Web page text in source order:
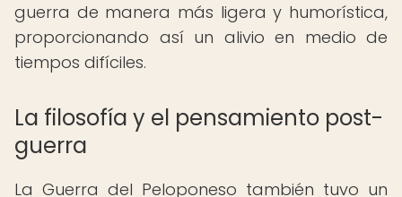
guerra de manera más ligera y humorística,
proporcionando así un alivio en medio de
tiempos difíciles.
La filosofía y el pensamiento post-
guerra
La Guerra del Peloponeso también tuvo un